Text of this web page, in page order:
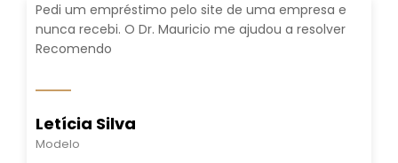
Pedi um empréstimo pelo site de uma empresa e
nunca recebi. O Dr. Mauricio me ajudou a resolver
Recomendo
Letícia Silva
Modelo